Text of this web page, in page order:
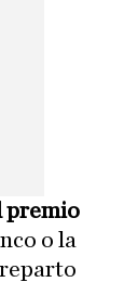
premio
o la